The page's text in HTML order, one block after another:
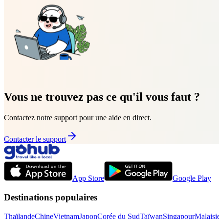
Vous ne trouvez pas ce qu'il vous faut ?
Contactez notre support pour une aide en direct.
Contacter le support
App Store Google Play
Destinations populaires
ThaïlandeChineVietnamJaponCorée du SudTaïwanSingapour